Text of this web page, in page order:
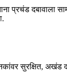
दबावाला
सुरक्षित, अखंड